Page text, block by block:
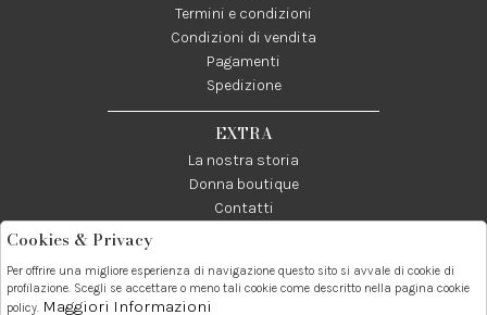
Termini e condizioni
Condizioni di vendita
Pagamenti
Spedizione
EXTRA
La nostra storia
Donna boutique
Contatti
Telefono:
089237858
Whatsapp:
3338855601
Contatti:
info@donna1981.it
Cookies & Privacy
Per offrire una migliore esperienza di navigazione questo sito si avvale di cookie di
profilazione. Scegli se accettare o meno tali cookie come descritto nella pagina cookie
policy. Maggiori Informazioni